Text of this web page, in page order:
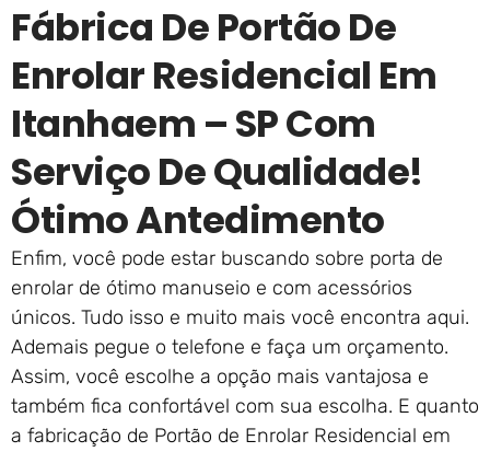
Fábrica De Portão De
Enrolar Residencial Em
Itanhaem – SP Com
Serviço De Qualidade!
Ótimo Antedimento
Enfim, você pode estar buscando sobre porta de
enrolar de ótimo manuseio e com acessórios
únicos. Tudo isso e muito mais você encontra aqui.
Ademais pegue o telefone e faça um orçamento.
Assim, você escolhe a opção mais vantajosa e
também fica confortável com sua escolha. E quanto
a fabricação de Portão de Enrolar Residencial em